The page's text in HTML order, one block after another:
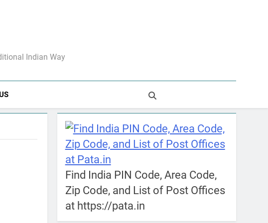
Indian Way
Find India PIN Code, Area Code,
Zip Code, and List of Post Offices
at https://pata.in